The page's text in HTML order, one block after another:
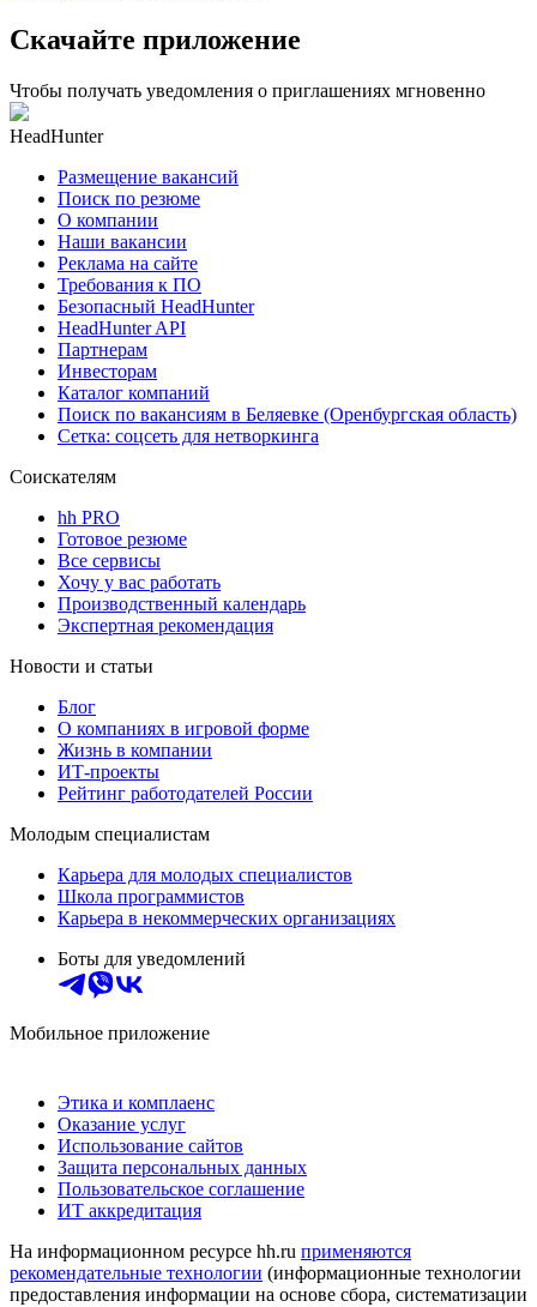
Скачайте приложение
Чтобы получать уведомления о приглашениях мгновенно
HeadHunter
Размещение вакансий
Поиск по резюме
О компании
Наши вакансии
Реклама на сайте
Требования к ПО
Безопасный HeadHunter
HeadHunter API
Партнерам
Инвесторам
Каталог компаний
Поиск по вакансиям в Беляевке (Оренбургская область)
Сетка: соцсеть для нетворкинга
Соискателям
hh PRO
Готовое резюме
Все сервисы
Хочу у вас работать
Производственный календарь
Экспертная рекомендация
Новости и статьи
Блог
О компаниях в игровой форме
Жизнь в компании
ИТ-проекты
Рейтинг работодателей России
Молодым специалистам
Карьера для молодых специалистов
Школа программистов
Карьера в некоммерческих организациях
Боты для уведомлений
Мобильное приложение
Этика и комплаенс
Оказание услуг
Использование сайтов
Защита персональных данных
Пользовательское соглашение
ИТ аккредитация
На информационном ресурсе hh.ru применяются
рекомендательные технологии (информационные технологии
предоставления информации на основе сбора, систематизации